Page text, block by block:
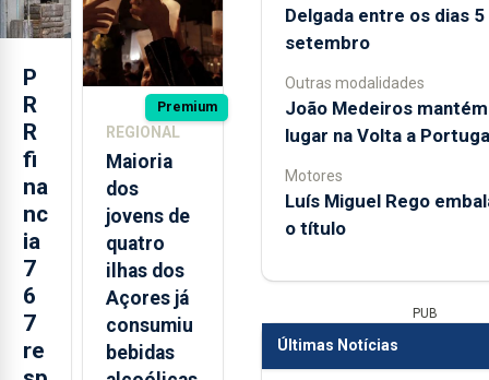
ASSINE HOJE
Já sou assinante
P
R
R
fi
na
nc
ia
7
6
7
re
Roménia
Premium
REGIONAL
Maioria
dos
jovens de
quatro
ilhas dos
Açores já
consumiu
bebidas
Delgada entre os dias 5
setembro
Outras modalidades
João Medeiros mantém
lugar na Volta a
Motores
Luís Miguel Rego
o título
PUB
Últimas Notícias